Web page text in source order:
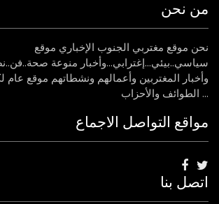
من نحن
نحن موقع مغتربي الجنوب الإخباري موقع
سياسي..بيئي...إغترابي...وأخبار منوعة
وأخبار المغتربين وأعمالهم ونشطاتهم موقع عام
الطوائف والأحزاب ...
مواقع التواصل الاجماع
اتصل بنا